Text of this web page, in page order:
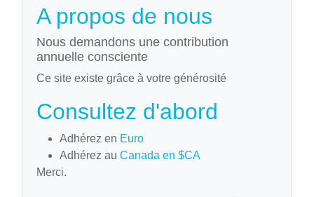
A propos de nous
Nous demandons une contribution
annuelle consciente
Ce site existe grâce à votre générosité
Consultez d'abord
Adhérez en Euro
Adhérez au Canada en $CA
Merci.